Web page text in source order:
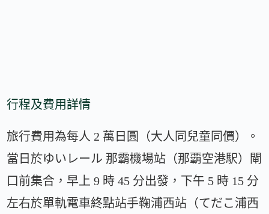
行程及費用詳情
旅行費用為每人 2 萬日圓（大人同兒童同價）。
當日於ゆいレール 那霸機場站（那覇空港駅）閘
口前集合，早上 9 時 45 分出發，下午 5 時 15 分
左右於單軌電車終點站手鞠浦西站（てだこ浦西